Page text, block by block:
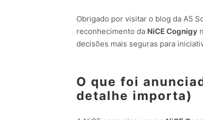
Obrigado por visitar o blog da A5
reconhecimento da NiCE Cognigy
decisões mais seguras para
O que foi
detalhe importa)